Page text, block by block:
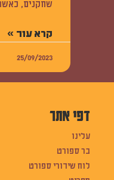
שחקנים,
קרא עוד »
25/09/2023
דפי אתר
עלינו
בר ספורט
לוח שידורי ספורט